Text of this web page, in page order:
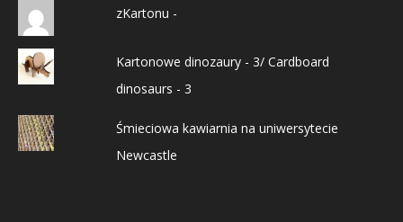
zKartonu -
Kartonowe dinozaury - 3/ Cardboard
dinosaurs - 3
Śmieciowa kawiarnia na uniwersytecie
Newcastle